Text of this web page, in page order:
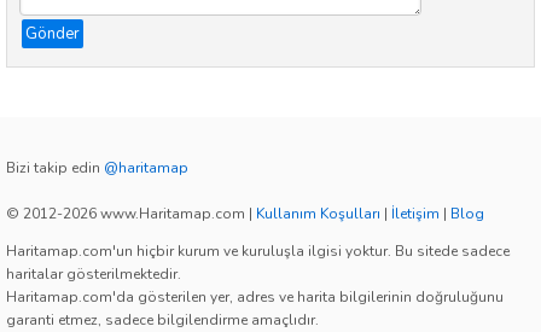
Gönder
Bizi takip edin @haritamap
© 2012-2026 www.Haritamap.com | Kullanım Koşulları | İletişim | Blog
Haritamap.com'un hiçbir kurum ve kuruluşla ilgisi yoktur. Bu sitede sadece
haritalar gösterilmektedir.
Haritamap.com'da gösterilen yer, adres ve harita bilgilerinin doğruluğunu
garanti etmez, sadece bilgilendirme amaçlıdır.